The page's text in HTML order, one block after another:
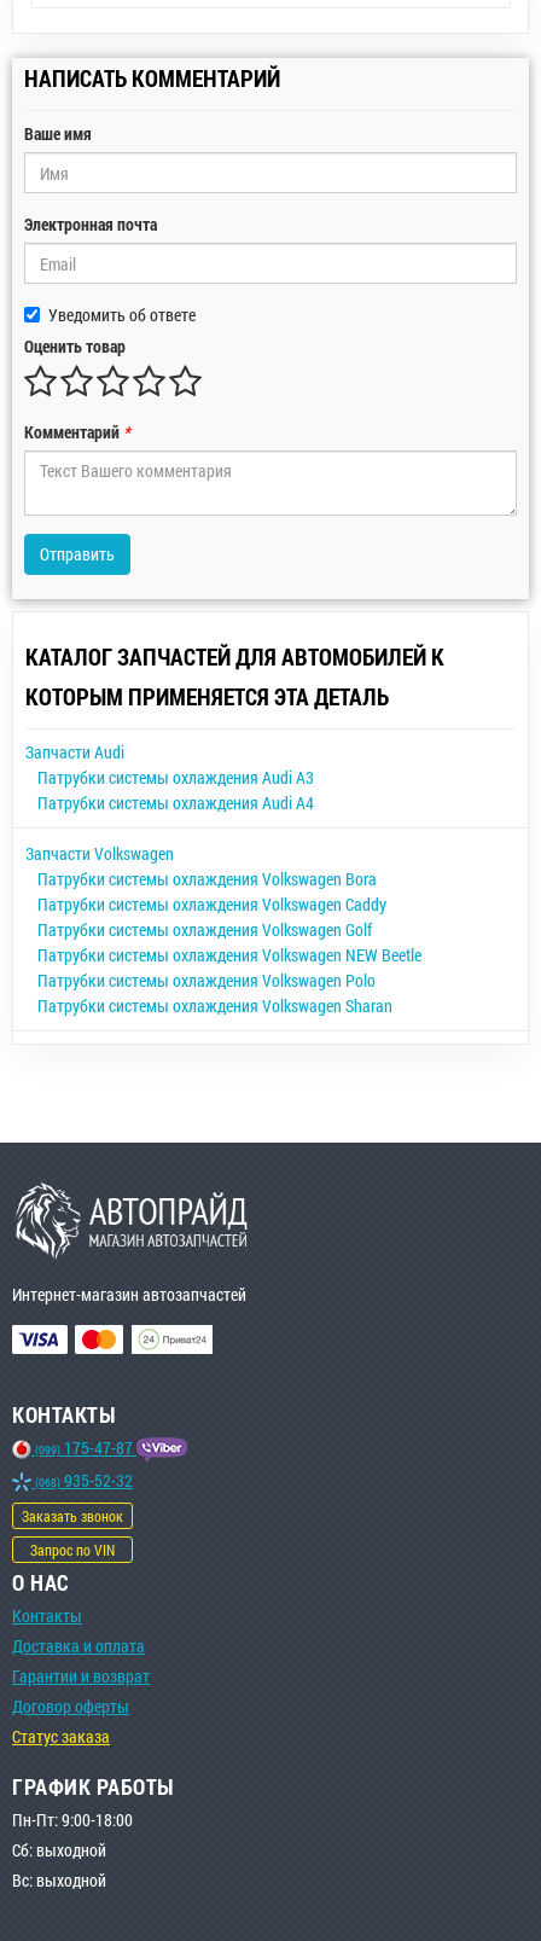
НАПИСАТЬ КОММЕНТАРИЙ
Ваше имя
Электронная почта
Уведомить об ответе
Оценить товар
Комментарий *
Отправить
КАТАЛОГ ЗАПЧАСТЕЙ ДЛЯ АВТОМОБИЛЕЙ К
КОТОРЫМ ПРИМЕНЯЕТСЯ ЭТА ДЕТАЛЬ
Запчасти Audi
Патрубки системы охлаждения Audi A3
Патрубки системы охлаждения Audi A4
Запчасти Volkswagen
Патрубки системы охлаждения Volkswagen Bora
Патрубки системы охлаждения Volkswagen Caddy
Патрубки системы охлаждения Volkswagen Golf
Патрубки системы охлаждения Volkswagen NEW Beetle
Патрубки системы охлаждения Volkswagen Polo
Патрубки системы охлаждения Volkswagen Sharan
Интернет-магазин автозапчастей
КОНТАКТЫ
(099) 175-47-87
(068) 935-52-32
Заказать звонок
Запрос по VIN
О НАС
Контакты
Доставка и оплата
Гарантии и возврат
Договор оферты
Статус заказа
ГРАФИК РАБОТЫ
Пн-Пт: 9:00-18:00
Сб: выходной
Вс: выходной